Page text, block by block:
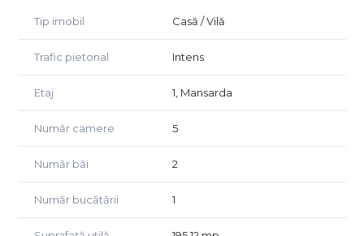
Tip imobil Casă / Vilă
Trafic pietonal Intens
Etaj 1, Mansarda
Număr camere 5
Număr băi 2
Număr bucătării 1